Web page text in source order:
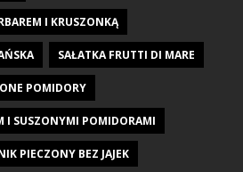
I KRUSZONKĄ
SAŁATKA FRUTTI DI MARE
POMIDORY
I SUSZONYMI POMIDORAMI
PIECZONY BEZ JAJEK